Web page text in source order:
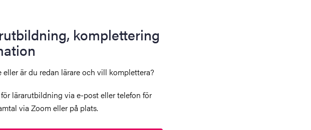
komplettering
är du redan lärare och vill komplettera?
lärarutbildning via e-post eller telefon för
via Zoom eller på plats.